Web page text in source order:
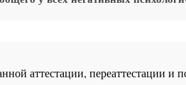
аттестации, переаттестации